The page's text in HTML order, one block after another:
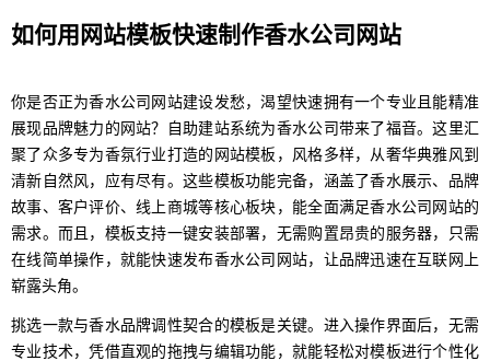
如何用网站模板快速制作香水公司网站
你是否正为香水公司网站建设发愁，渴望快速拥有一个专业且能精准
展现品牌魅力的网站？自助建站系统为香水公司带来了福音。这里汇
聚了众多专为香氛行业打造的网站模板，风格多样，从奢华典雅风到
清新自然风，应有尽有。这些模板功能完备，涵盖了香水展示、品牌
故事、客户评价、线上商城等核心板块，能全面满足香水公司网站的
需求。而且，模板支持一键安装部署，无需购置昂贵的服务器，只需
在线简单操作，就能快速发布香水公司网站，让品牌迅速在互联网上
崭露头角。
挑选一款与香水品牌调性契合的模板是关键。进入操作界面后，无需
专业技术，凭借直观的拖拽与编辑功能，就能轻松对模板进行个性化